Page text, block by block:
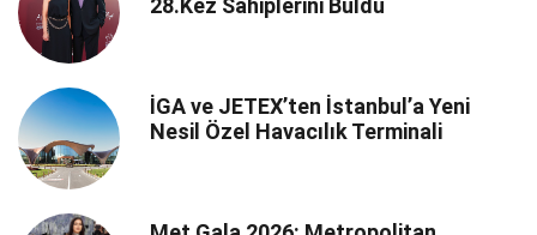
28.Kez Sahiplerini Buldu
İGA ve JETEX’ten İstanbul’a Yeni
Nesil Özel Havacılık Terminali